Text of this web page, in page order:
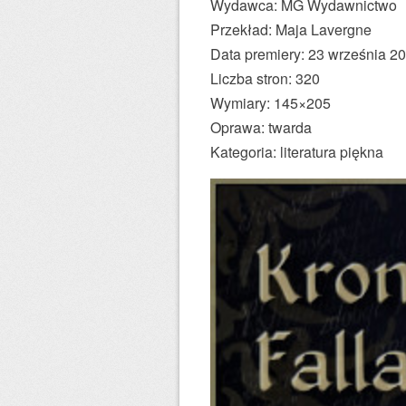
Wydawca: MG Wydawnictwo
Przekład: Maja Lavergne
Data premiery: 23 września
Liczba stron: 320
Wymiary: 145×205
Oprawa: twarda
Kategoria: literatura piękna